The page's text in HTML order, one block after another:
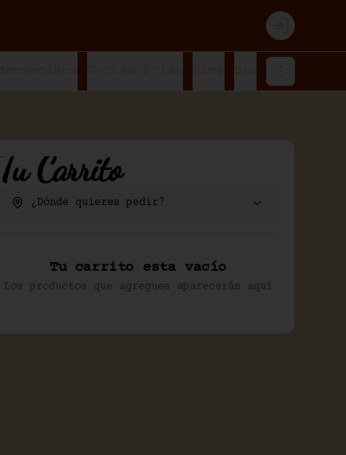
Login
Tu Carrito
¿Dónde quieres pedir?
Tu carrito esta vacío
Los productos que agregues aparecerán aquí